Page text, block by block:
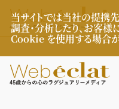
当サイトでは当社の提携
調査・分析したり、お客
Cookie を使用する場合が